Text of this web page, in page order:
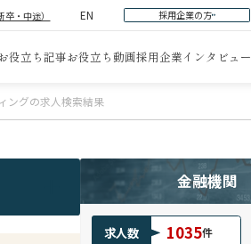
・中途） EN 採用企業の方
役立ち記事お役立ち動画採用企業インタビュー
ングの求人検索結果
金融機関
求人数 1035件